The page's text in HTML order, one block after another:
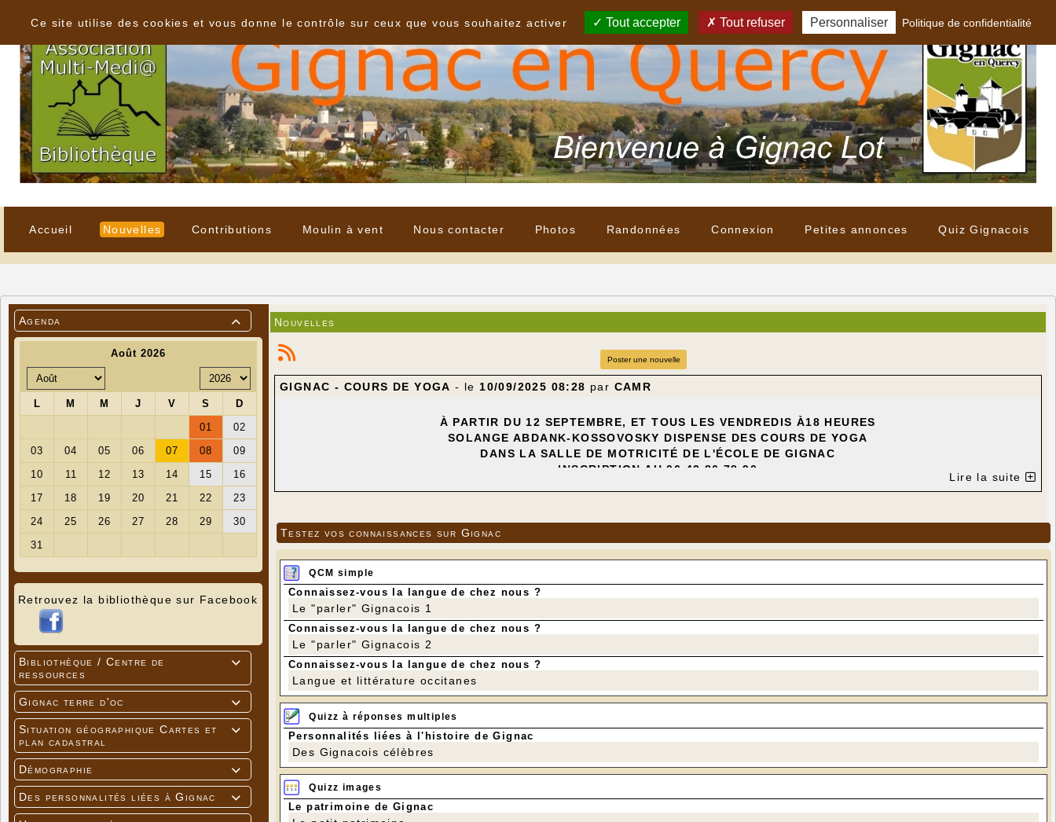
Accueil Nouvelles Contributions Moulin à vent Nous contacter Photos Randonnées Connexion Petites annonces Quiz Gignacois

Agenda
Retrouvez la bibliothèque sur Facebook

Bibliothèque / Centre de
ressources

Gignac terre d'oc

Situation géographique Cartes et
plan cadastral

Démographie

Des personnalités liées à Gignac
Nouvelles
Poster une nouvelle
GIGNAC - COURS DE YOGA - le 10/09/2025 08:28 par CAMR
À PARTIR DU 12 SEPTEMBRE, ET TOUS LES VENDREDIS À18 HEURES
SOLANGE ABDANK-KOSSOVOSKY DISPENSE DES COURS DE YOGA
DANS LA SALLE DE MOTRICITÉ DE L'ÉCOLE DE GIGNAC
INSCRIPTION AU 06 42 86 78 90
Lire la suite
Testez vos connaissances sur Gignac
QCM simple
Connaissez-vous la langue de chez nous ?
Le "parler" Gignacois 1
Connaissez-vous la langue de chez nous ?
Le "parler" Gignacois 2
Connaissez-vous la langue de chez nous ?
Langue et littérature occitanes
Quizz à réponses multiples
Personnalités liées à l'histoire de Gignac
Des Gignacois célèbres
Quizz images
Le patrimoine de Gignac
Ce site utilise des cookies et vous donne le contrôle sur ceux que vous souhaitez activer
Tout accepter Tout refuser Personnaliser Politique de confidentialité